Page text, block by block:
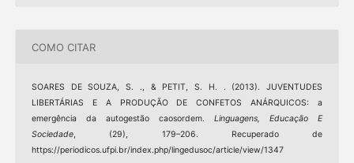
COMO CITAR
SOARES DE SOUZA, S. ., & PETIT, S. H. . (2013). JUVENTUDES
LIBERTÁRIAS E A PRODUÇÃO DE CONFETOS ANÁRQUICOS: a
emergência da autogestão caosordem.Linguagens, Educação E
Sociedade, (29), 179–206. Recuperado de
https://periodicos.ufpi.br/index.php/lingedusoc/article/view/1347